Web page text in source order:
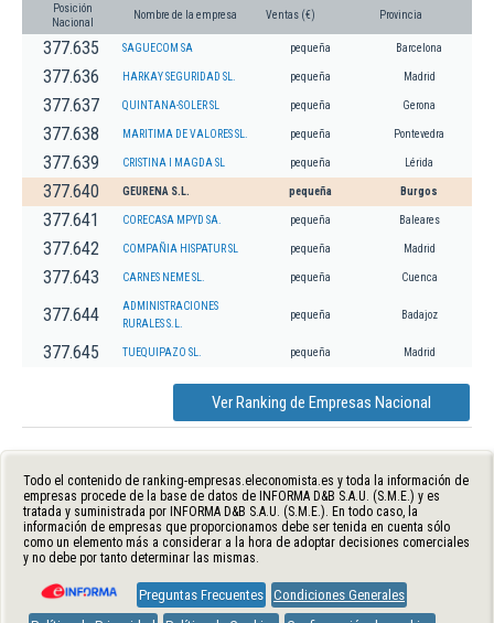
Posición
Nacional
Nombre de la empresa Ventas (€) Provincia
377.635 SAGUECOM SA pequeña Barcelona
377.636 HARKAY SEGURIDAD SL. pequeña Madrid
377.637 QUINTANA-SOLER SL pequeña Gerona
377.638 MARITIMA DE VALORES SL. pequeña Pontevedra
377.639 CRISTINA I MAGDA SL pequeña Lérida
377.640 GEURENA S.L. pequeña Burgos
377.641 CORECASA MPYD SA. pequeña Baleares
377.642 COMPAÑIA HISPATUR SL pequeña Madrid
377.643 CARNES NEME SL. pequeña Cuenca
377.644
ADMINISTRACIONES
RURALES S.L.
pequeña Badajoz
377.645 TUEQUIPAZO SL. pequeña Madrid
Ver Ranking de Empresas Nacional
Todo el contenido de ranking-empresas.eleconomista.es y toda la información de
empresas procede de la base de datos de INFORMA D&B S.A.U. (S.M.E.) y es
tratada y suministrada por INFORMA D&B S.A.U. (S.M.E.). En todo caso, la
información de empresas que proporcionamos debe ser tenida en cuenta sólo
como un elemento más a considerar a la hora de adoptar decisiones comerciales
y no debe por tanto determinar las mismas.
Preguntas Frecuentes Condiciones Generales